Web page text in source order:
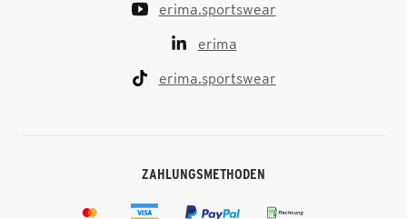
erima.sportswear
erima
erima.sportswear
ZAHLUNGSMETHODEN